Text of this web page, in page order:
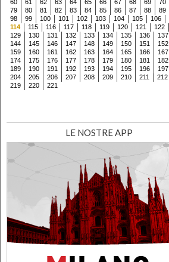
60 61 62 63 64 65 66 67 68 69 70
79
80 81 82 83 84 85 86 87 88 89
98
99 100 101 102 103 104 105 106
114
115 116 117 118 119 120 121 122
129
130 131 132 133 134 135 136 137
144
145 146 147 148 149 150 151 152
159
160 161 162 163 164 165 166 167
174
175 176 177 178 179 180 181 182
189
190 191 192 193 194 195 196 197
204
205 206 207 208 209 210 211 212
219
220
221
LE NOSTRE APP